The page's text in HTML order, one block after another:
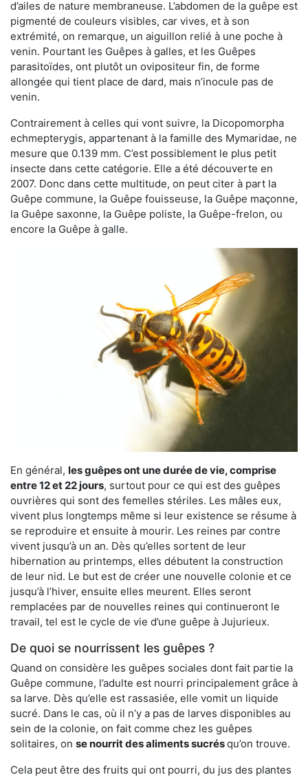
d’ailes de nature membraneuse. L’abdomen de la guêpe est
pigmenté de couleurs visibles, car vives, et à son
extrémité, on remarque, un aiguillon relié à une poche à
venin. Pourtant les Guêpes à galles, et les Guêpes
parasitoïdes, ont plutôt un ovipositeur fin, de forme
allongée qui tient place de dard, mais n’inocule pas de
venin.
Contrairement à celles qui vont suivre, la Dicopomorpha
echmepterygis, appartenant à la famille des Mymaridae, ne
mesure que 0.139 mm. C’est possiblement le plus petit
insecte dans cette catégorie. Elle a été découverte en
2007. Donc dans cette multitude, on peut citer à part la
Guêpe commune, la Guêpe fouisseuse, la Guêpe maçonne,
la Guêpe saxonne, la Guêpe poliste, la Guêpe-frelon, ou
encore la Guêpe à galle.
En général, les guêpes ont une durée de vie, comprise
entre 12 et 22 jours, surtout pour ce qui est des guêpes
ouvrières qui sont des femelles stériles. Les mâles eux,
vivent plus longtemps même si leur existence se résume à
se reproduire et ensuite à mourir. Les reines par contre
vivent jusqu’à un an. Dès qu’elles sortent de leur
hibernation au printemps, elles débutent la construction
de leur nid. Le but est de créer une nouvelle colonie et ce
jusqu’à l’hiver, ensuite elles meurent. Elles seront
remplacées par de nouvelles reines qui continueront le
travail, tel est le cycle de vie d’une guêpe à Jujurieux.
De quoi se nourrissent les guêpes ?
Quand on considère les guêpes sociales dont fait partie la
Guêpe commune, l’adulte est nourri principalement grâce à
sa larve. Dès qu’elle est rassasiée, elle vomit un liquide
sucré. Dans le cas, où il n’y a pas de larves disponibles au
sein de la colonie, on fait comme chez les guêpes
solitaires, on se nourrit des aliments sucrésqu’on trouve.
Cela peut être des fruits qui ont pourri, du jus des plantes